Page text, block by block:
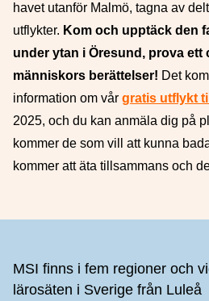
havet utanför Malmö, tagna av
utflykter. Kom och upptäck den
under ytan i Öresund, prova
människors berättelser! Det
information om vår gratis utflykt
2025, och du kan anmäla dig på
kommer de som vill att kunna
kommer att äta tillsammans och
MSI finns i fem regioner och
lärosäten i Sverige från